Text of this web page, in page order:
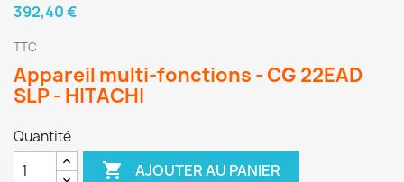
392,40 €
TTC
Appareil multi-fonctions - CG 22EAD
SLP - HITACHI
Quantité
 AJOUTER AU PANIER